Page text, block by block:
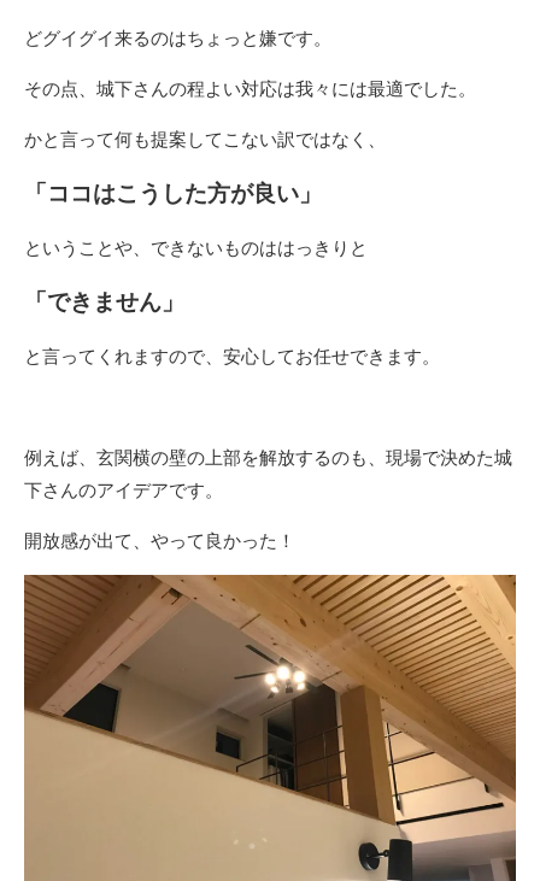
どグイグイ来るのはちょっと嫌です。
その点、城下さんの程よい対応は我々には最適でした。
かと言って何も提案してこない訳ではなく、
「ココはこうした方が良い」
ということや、できないものははっきりと
「できません」
と言ってくれますので、安心してお任せできます。
例えば、玄関横の壁の上部を解放するのも、現場で決めた城
下さんのアイデアです。
開放感が出て、やって良かった！